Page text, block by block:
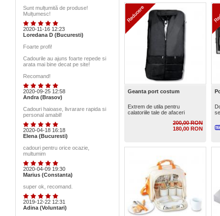
Sunt mulțumită de produse!
Mulțumesc!
2020-11-16 12:23
Loredana D (Bucuresti)
Foarte profi!
Cadourile au ajuns foarte repede si
arata mai bine decat pe site!
Recomand!
2020-09-25 12:58
Andra (Brasov)
Cadouri haioase, livrarare rapida si
personal amabil!
2020-04-18 16:18
Elena (Bucuresti)
cadouri pentru orice ocazie,
multumim
2020-04-09 19:30
Marius (Constanta)
super ok, recomand.
2019-12-22 12:31
Adina (Voluntari)
Geanta port costum
Extrem de utila pentru
calatoriile tale de afaceri
200,00 RON
180,00 RON